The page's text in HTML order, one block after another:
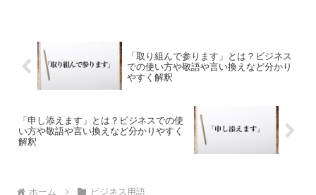
「取り組んで参ります」とは？ビジネス
での使い方や敬語や言い換えなど分かり
やすく解釈
「申し添えます」とは？ビジネスでの使
い方や敬語や言い換えなど分かりやすく
解釈
ホーム ビジネス用語